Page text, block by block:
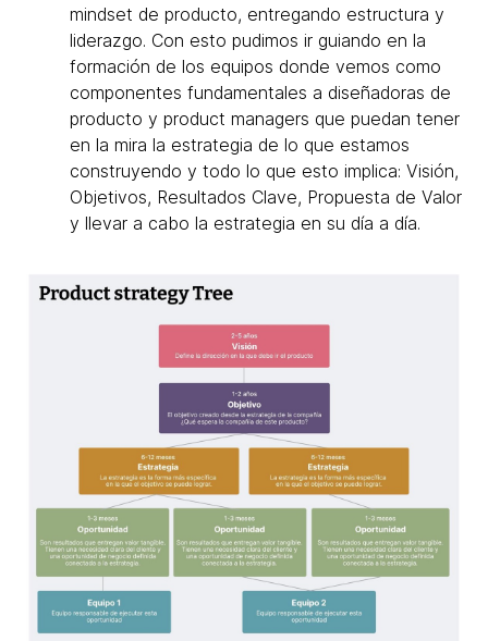
mindset de producto, entregando estructura y
liderazgo. Con esto pudimos ir guiando en la
formación de los equipos donde vemos como
componentes fundamentales a diseñadoras de
producto y product managers que puedan tener
en la mira la estrategia de lo que estamos
construyendo y todo lo que esto implica: Visión,
Objetivos, Resultados Clave, Propuesta de Valor
y llevar a cabo la estrategia en su día a día.